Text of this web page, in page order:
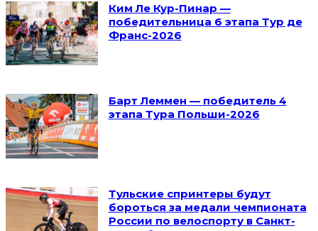
Ким Ле Кур-Пинар —
победительница 6 этапа Тур де
Франс-2026
Барт Леммен — победитель 4
этапа Тура Польши-2026
Тульские спринтеры будут
бороться за медали чемпионата
России по велоспорту в Санкт-